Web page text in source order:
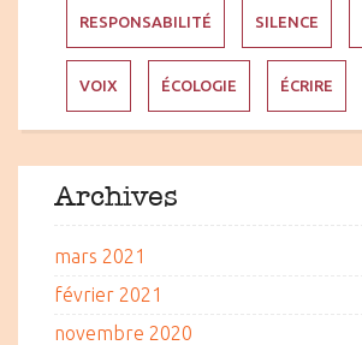
RESPONSABILITÉ SILENCE
VOIX ÉCOLOGIE ÉCRIRE
Archives
mars 2021
février 2021
novembre 2020